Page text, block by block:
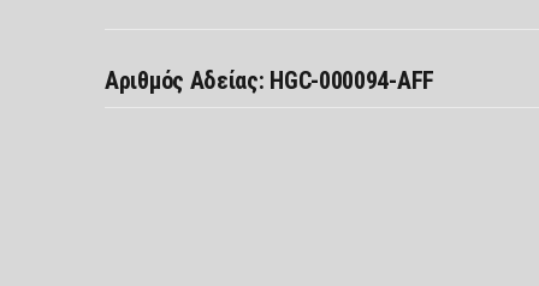
Αριθμός Αδείας: HGC-000094-AFF